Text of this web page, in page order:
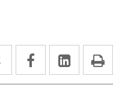
Twitter
Enlace
a
Facebook
Enlace
a
Enlace
a